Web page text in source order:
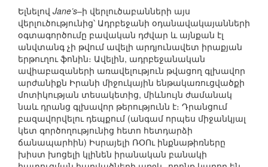
Ելնելով Jane’s–ի վերլուծաբանների այս
վերլուծությունից՝ Ադրբեջանի օդանավակայանների
օգտագործումը բավական դժվար և այնքան էլ
անվտանգ չի թվում ավելի արդյունավետ իրաքյան
երթուղու ֆոնին։ Ավելին, ադրբեջանական
ավիաբազաների առավելություն թվացող գլխավոր
արժանիքն Իրանի միջուկային ենթակառուցվածքի
մոտիկության տեսակետից, միևնույն ժամանակ
նաև դրանց գլխավոր թերությունն է։ Դրանցում
բազավորվելու դեպքում (անգամ որպես միջանկյալ
կետ գործողությունից հետո հետդարձի
ճանապարհին) Իսրայելի ՌՕՈւ ինքնաթիռները
խիստ խոցելի կլինեն իրանական բանակի